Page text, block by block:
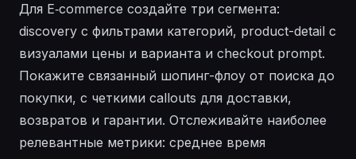
Для E‑commerce создайте три сегмента:
discovery с фильтрами категорий, product-detail с
визуалами цены и варианта и checkout prompt.
Покажите связанный шопинг-флоу от поиска до
покупки, с четкими callouts для доставки,
возвратов и гарантии. Отслеживайте наиболее
релевантные метрики: среднее время